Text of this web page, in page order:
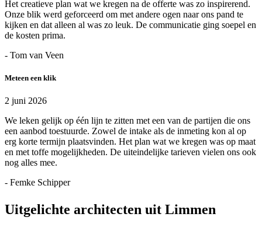
Het creatieve plan wat we kregen na de offerte was zo inspirerend.
Onze blik werd geforceerd om met andere ogen naar ons pand te
kijken en dat alleen al was zo leuk. De communicatie ging soepel en
de kosten prima.
- Tom van Veen
Meteen een klik
2 juni 2026
We leken gelijk op één lijn te zitten met een van de partijen die ons
een aanbod toestuurde. Zowel de intake als de inmeting kon al op
erg korte termijn plaatsvinden. Het plan wat we kregen was op maat
en met toffe mogelijkheden. De uiteindelijke tarieven vielen ons ook
nog alles mee.
- Femke Schipper
Uitgelichte architecten uit Limmen